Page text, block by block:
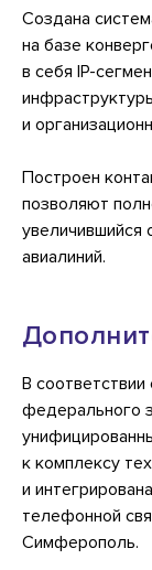
Создана
на базе
в себя IP-
и
Построен
позволяют
увеличившийся
авиалиний.
В
федерального
к комплексу
и
телефонной
Симферополь.